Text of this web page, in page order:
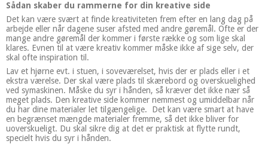
Sådan skaber du rammerne for din kreative side
Det kan være svært at finde kreativiteten frem efter en lang dag på
arbejde eller når dagene suser afsted med andre gøremål. Ofte er der
mange andre gøremål der kommer i første række og som lige skal
klares. Evnen til at være kreativ kommer måske ikke af sige selv, der
skal ofte inspiration til.
Lav et hjørne evt. i stuen, i soveværelset, hvis der er plads eller i et
ekstra værelse. Der skal være plads til skærebord og overskuelighed
ved symaskinen. Måske du syr i hånden, så kræver det ikke nær så
meget plads. Den kreative side kommer nemmest og umiddelbar når
du har dine materialer let tilgængelige. Det kan være smart at have
en begrænset mængde materialer fremme, så det ikke bliver for
uoverskueligt. Du skal sikre dig at det er praktisk at flytte rundt,
specielt hvis du syr i hånden.